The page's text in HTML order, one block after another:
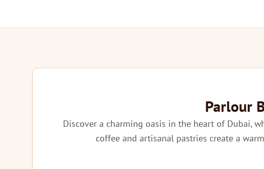
Parlour
Discover a charming oasis in the heart of Dubai,
coffee and artisanal pastries create a